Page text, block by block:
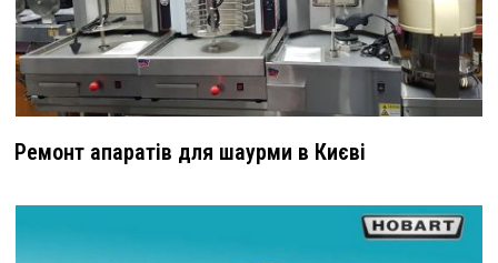
Ремонт апаратів для шаурми в Києві